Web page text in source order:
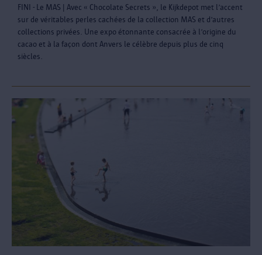
FINI - Le MAS | Avec « Chocolate Secrets », le Kijkdepot met l’accent
sur de véritables perles cachées de la collection MAS et d’autres
collections privées. Une expo étonnante consacrée à l’origine du
cacao et à la façon dont Anvers le célèbre depuis plus de cinq
siècles.